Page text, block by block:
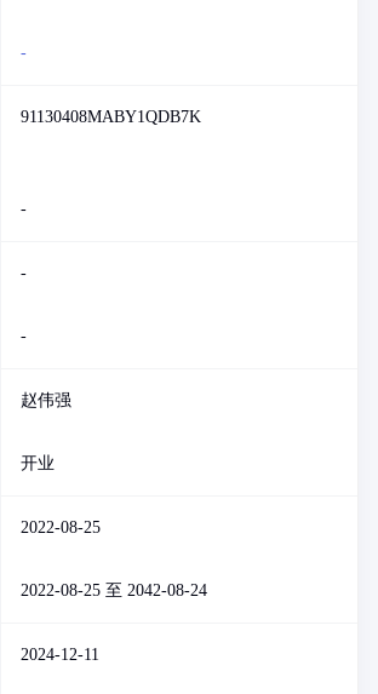
-
91130408MABY1QDB7K
-
-
-
赵伟强
开业
2022-08-25
2022-08-25 至 2042-08-24
2024-12-11